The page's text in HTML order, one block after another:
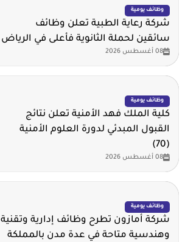
وظائف يومية
شركة رعاية الطبية تعلن وظائف
سائقين لحملة الثانوية فأعلى في الرياض
08 أغسطس 2026
وظائف يومية
كلية الملك فهد الأمنية تعلن نتائج
القبول المبدئي لدورة العلوم الأمنية
(70)
08 أغسطس 2026
وظائف يومية
شركة أمازون تطرح وظائف إدارية وتقنية
وهندسية متاحة في عدة مدن بالمملكة